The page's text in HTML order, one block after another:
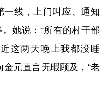
线，上门叫应、通知
她说：“所有的村干部
这两天晚上我都没睡
元直言无暇顾及，“老